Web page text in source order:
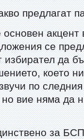
предлагат
се
избирател да
което
по
вие няма да
за